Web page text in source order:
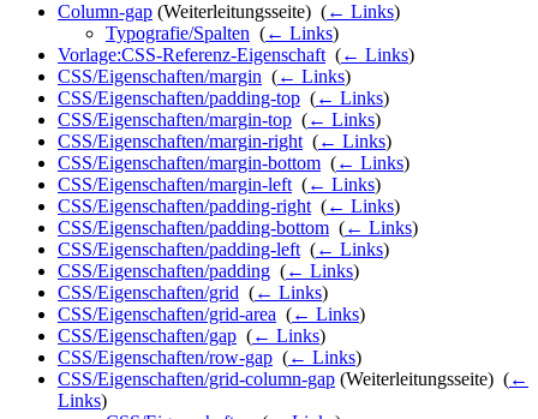
Column-gap (Weiterleitungsseite) ‎ (← Links)
Typografie/Spalten (← Links)
Vorlage:CSS-Referenz-Eigenschaft (← Links)
CSS/Eigenschaften/margin (← Links)
CSS/Eigenschaften/padding-top (← Links)
CSS/Eigenschaften/margin-top (← Links)
CSS/Eigenschaften/margin-right (← Links)
CSS/Eigenschaften/margin-bottom (← Links)
CSS/Eigenschaften/margin-left (← Links)
CSS/Eigenschaften/padding-right (← Links)
CSS/Eigenschaften/padding-bottom (← Links)
CSS/Eigenschaften/padding-left (← Links)
CSS/Eigenschaften/padding (← Links)
CSS/Eigenschaften/grid (← Links)
CSS/Eigenschaften/grid-area (← Links)
CSS/Eigenschaften/gap (← Links)
CSS/Eigenschaften/row-gap (← Links)
CSS/Eigenschaften/grid-column-gap (Weiterleitungsseite) ‎ (←
Links)